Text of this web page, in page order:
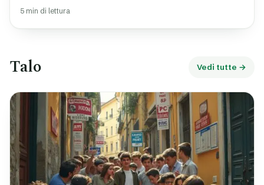
5 min di lettura
Talo Vedi tutte →